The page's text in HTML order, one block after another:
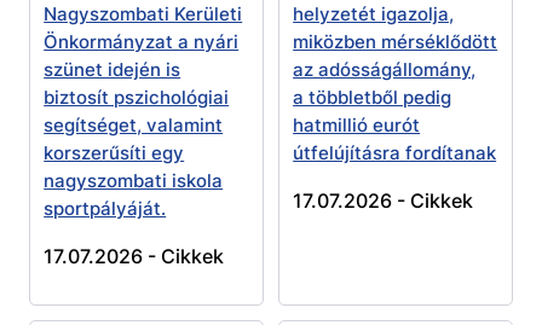
Nagyszombati Kerületi
Önkormányzat a nyári
szünet idején is
biztosít pszichológiai
segítséget, valamint
korszerűsíti egy
nagyszombati iskola
sportpályáját.
17.07.2026 - Cikkek
helyzetét igazolja,
miközben mérséklődött
az adósságállomány,
a többletből pedig
hatmillió eurót
útfelújításra fordítanak
17.07.2026 - Cikkek